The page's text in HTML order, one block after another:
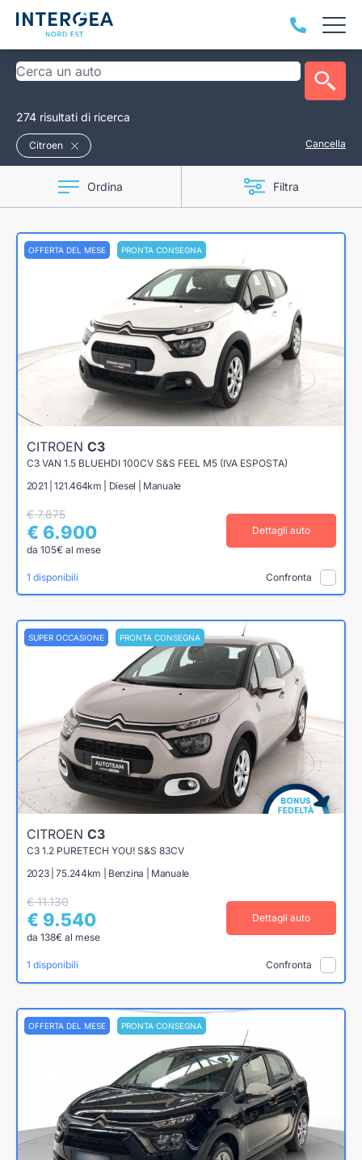
274 risultati di ricerca
Citroen Cancella
Ordina Filtra
OFFERTA DEL MESE PRONTA CONSEGNA
CITROEN C3
C3 VAN 1.5 BLUEHDI 100CV S&S FEEL M5 (IVA ESPOSTA)
2021 | 121.464km | Diesel | Manuale
€ 7.875
€ 6.900
da 105€ al mese
Dettagli auto
1 disponibili Confronta
SUPER OCCASIONE PRONTA CONSEGNA
CITROEN C3
C3 1.2 PURETECH YOU! S&S 83CV
2023 | 75.244km | Benzina | Manuale
€ 11.130
€ 9.540
da 138€ al mese
Dettagli auto
1 disponibili Confronta
OFFERTA DEL MESE PRONTA CONSEGNA